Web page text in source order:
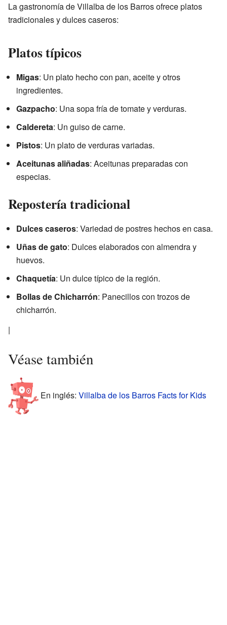
La gastronomía de Villalba de los Barros ofrece platos
tradicionales y dulces caseros:
Platos típicos
Migas: Un plato hecho con pan, aceite y otros
ingredientes.
Gazpacho: Una sopa fría de tomate y verduras.
Caldereta: Un guiso de carne.
Pistos: Un plato de verduras variadas.
Aceitunas aliñadas: Aceitunas preparadas con
especias.
Repostería tradicional
Dulces caseros: Variedad de postres hechos en casa.
Uñas de gato: Dulces elaborados con almendra y
huevos.
Chaquetía: Un dulce típico de la región.
Bollas de Chicharrón: Panecillos con trozos de
chicharrón.
|
Véase también
En inglés: Villalba de los Barros Facts for Kids